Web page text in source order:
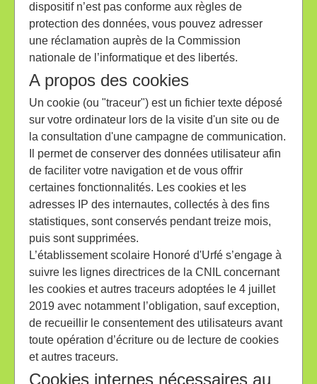
dispositif n’est pas conforme aux règles de
protection des données, vous pouvez adresser
une réclamation auprès de la Commission
nationale de l’informatique et des libertés.
A propos des cookies
Un cookie (ou "traceur") est un fichier texte déposé
sur votre ordinateur lors de la visite d'un site ou de
la consultation d'une campagne de communication.
Il permet de conserver des données utilisateur afin
de faciliter votre navigation et de vous offrir
certaines fonctionnalités. Les cookies et les
adresses IP des internautes, collectés à des fins
statistiques, sont conservés pendant treize mois,
puis sont supprimées.
L’établissement scolaire Honoré d'Urfé s’engage à
suivre les lignes directrices de la CNIL concernant
les cookies et autres traceurs adoptées le 4 juillet
2019 avec notamment l’obligation, sauf exception,
de recueillir le consentement des utilisateurs avant
toute opération d’écriture ou de lecture de cookies
et autres traceurs.
Cookies internes nécessaires au